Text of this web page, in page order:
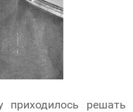
решать